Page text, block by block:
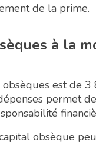
de la prime.
à la
obsèques est de
permet de
obsèque